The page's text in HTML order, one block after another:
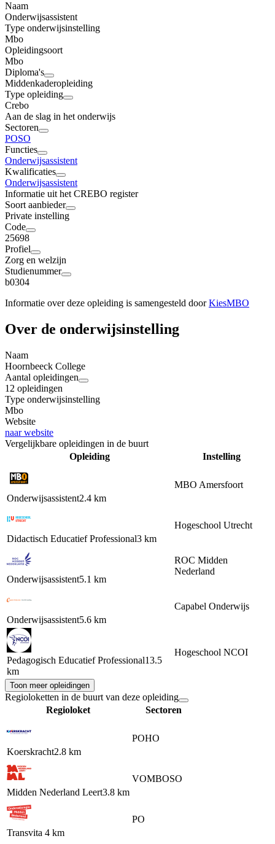
Naam
Onderwijsassistent
Type onderwijsinstelling
Mbo
Opleidingsoort
Mbo
Diploma's
Middenkaderopleiding
Type opleiding
Crebo
Aan de slag in het onderwijs
Sectoren
POSO
Functies
Onderwijsassistent
Kwalificaties
Onderwijsassistent
Informatie uit het CREBO register
Soort aanbieder
Private instelling
Code
25698
Profiel
Zorg en welzijn
Studienummer
b0304
Informatie over deze opleiding is samengesteld doorKiesMBO
Over de onderwijsinstelling
Naam
Hoornbeeck College
Aantal opleidingen
12 opleidingen
Type onderwijsinstelling
Mbo
Website
naar website
Vergelijkbare opleidingen in de buurt
Opleiding
Instelling
Onderwijsassistent2.4 km
MBO Amersfoort
Didactisch Educatief Professional3 km
Hogeschool Utrecht
Onderwijsassistent5.1 km
ROC Midden
Nederland
Onderwijsassistent5.6 km
Capabel Onderwijs
Pedagogisch Educatief Professional13.5
km
Hogeschool NCOI
Toon meer opleidingen
Regioloketten in de buurt van deze opleiding
Regioloket
Sectoren
Koerskracht2.8 km
POHO
Midden Nederland Leert3.8 km
VOMBOSO
Transvita 4 km
PO